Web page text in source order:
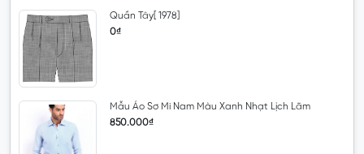
Quần Tây[ 1978]
0₫
Mẫu Áo Sơ Mi Nam Màu Xanh Nhạt Lịch Lãm
850.000₫